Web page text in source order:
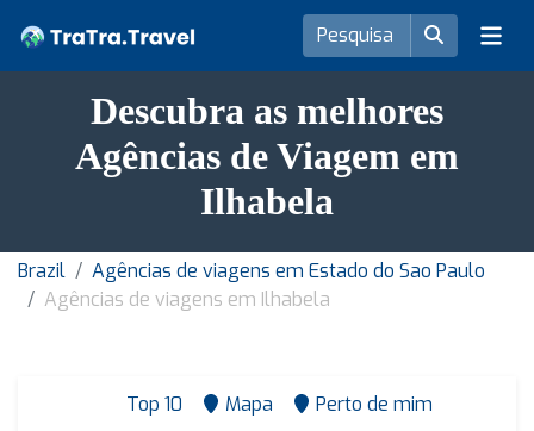
Descubra as melhores
Agências de Viagem em
Ilhabela
Brazil
Agências de viagens em Estado do Sao Paulo
Agências de viagens em Ilhabela
Top 10 Mapa Perto de mim